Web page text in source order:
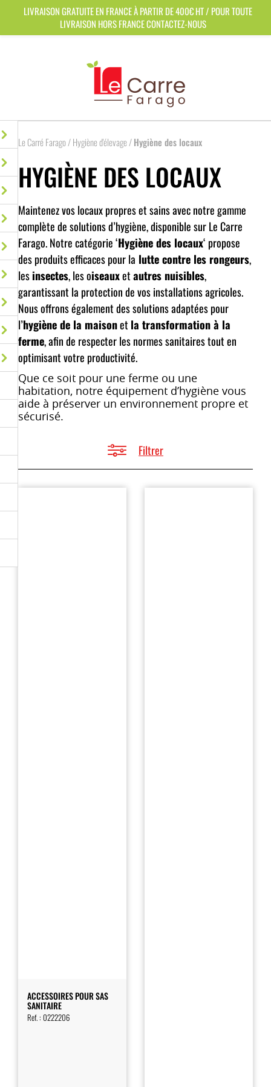
Le Carré Farago/Hygiène d'élevage/Hygiène des locaux
HYGIÈNE DES LOCAUX
Maintenez vos locaux propres et sains avec notre gamme
complète de solutions d’hygiène, disponible sur Le Carre
Farago. Notre catégorie ‘Hygiène des locaux‘ propose
des produits efficaces pour la lutte contre les rongeurs,
lesinsectes, les oiseauxetautres nuisibles,
garantissant la protection de vos installations agricoles.
Nous offrons également des solutions adaptées pour
l’hygiène de la maisonet la transformation à la
ferme, afin de respecter les normes sanitaires tout en
optimisant votre productivité.
Que ce soit pour une ferme ou une
habitation, notre équipement d’hygiène vous
aide à préserver un environnement propre et
sécurisé.
Filtrer
ACCESSOIRES POUR SAS
SANITAIRE
Ref. : 0222206
LIVRAISON GRATUITE EN FRANCE À PARTIR DE 400€ HT / POUR TOUTE
LIVRAISON HORS FRANCE CONTACTEZ-NOUS
Panneau de gestion des cookies